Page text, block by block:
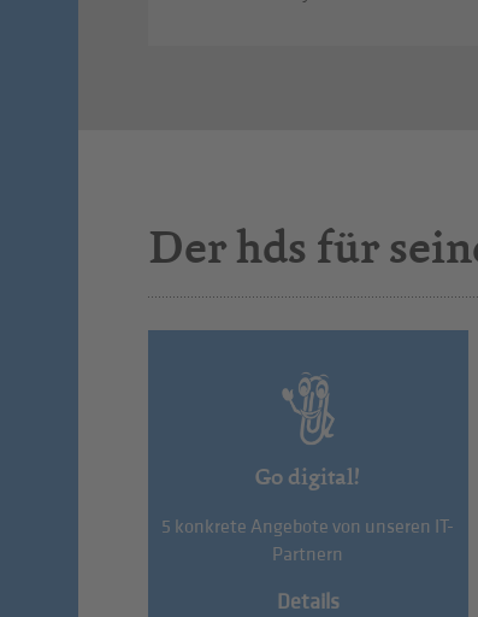
Der hds für
Go digital!
5 konkrete Angebote von unseren IT-
Partnern
Details